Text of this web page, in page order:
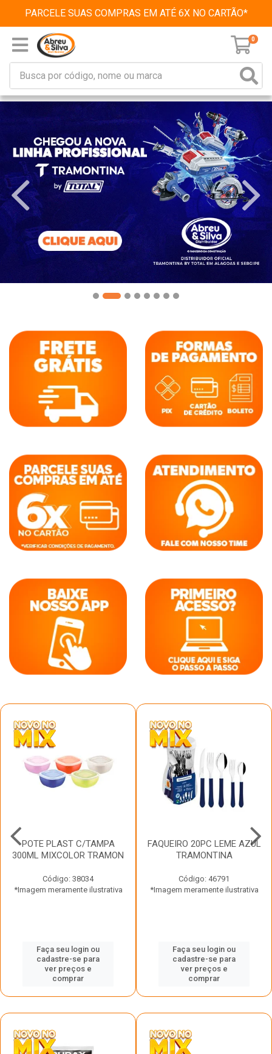
PARCELE SUAS COMPRAS EM ATÉ 6X NO CARTÃO*
0
POTE PLAST C/TAMPA
300ML MIXCOLOR TRAMON
Código: 38034
*Imagem meramente ilustrativa
Faça seu login ou
cadastre-se para
ver preços e
comprar
FAQUEIRO 20PC LEME AZUL
TRAMONTINA
Código: 46791
*Imagem meramente ilustrativa
Faça seu login ou
cadastre-se para
ver preços e
comprar